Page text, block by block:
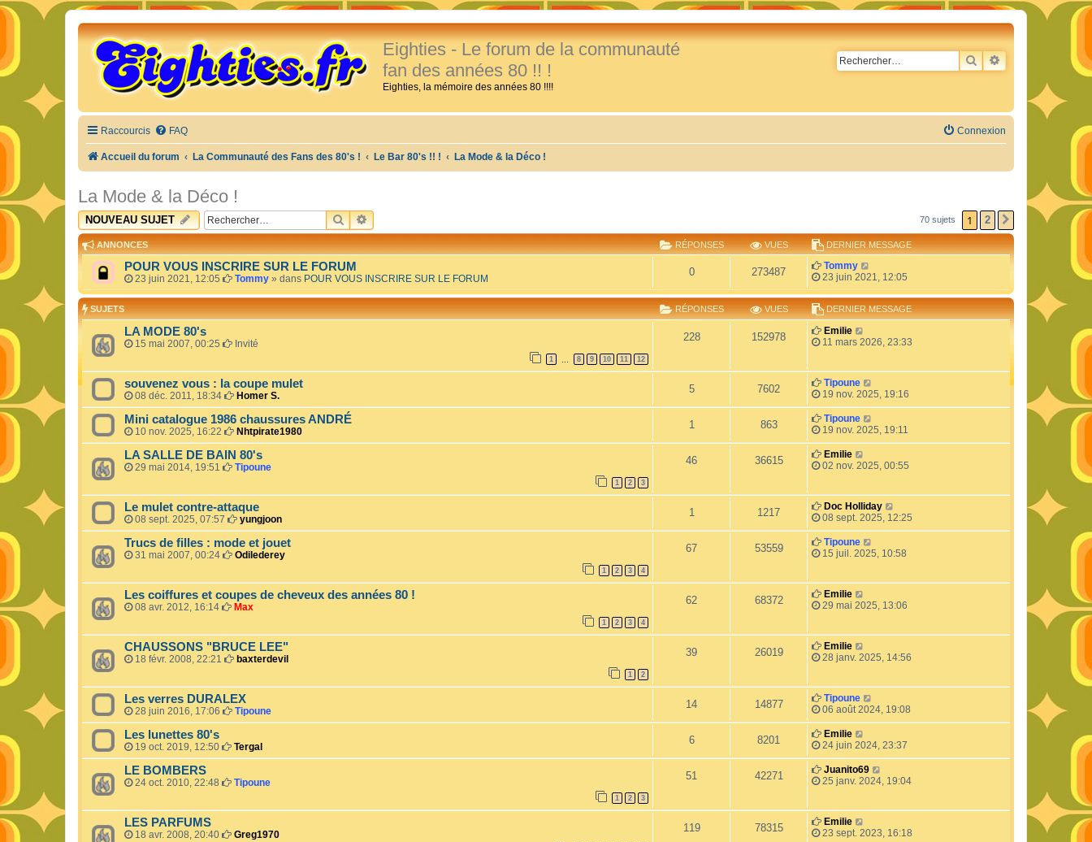
Eighties - Le forum de la communauté
fan des années 80 !! !
Eighties, la mémoire des années 80 !!!!
RECHERCHER
RECHERCHE
Raccourcis FAQ Connexion
Accueil du forum La Communauté des Fans des 80's ! Le Bar 80's !! ! La Mode & la Déco !
La Mode & la Déco !
NOUVEAU SUJET RECHERCHER
RECHERCHE AVANCÉE 70 sujets 1 2 SUIVANT
ANNONCES RÉPONSES VUES DERNIER MESSAGE
POUR VOUS INSCRIRE SUR LE FORUM
23 juin 2021, 12:05 Tommy » dans POUR VOUS INSCRIRE SUR LE FORUM
0 273487
Tommy
23 juin 2021, 12:05
SUJETS RÉPONSES VUES DERNIER MESSAGE
LA MODE 80's
15 mai 2007, 00:25 Invité
1 8 9 10 11 12
228 152978
Emilie
11 mars 2026, 23:33
souvenez vous : la coupe mulet
08 déc. 2011, 18:34 Homer S.
5 7602
Tipoune
19 nov. 2025, 19:16
Mini catalogue 1986 chaussures ANDRÉ
10 nov. 2025, 16:22 Nhtpirate1980
1 863
Tipoune
19 nov. 2025, 19:11
LA SALLE DE BAIN 80's
29 mai 2014, 19:51 Tipoune
1 2 3
46 36615
Emilie
02 nov. 2025, 00:55
Le mulet contre-attaque
08 sept. 2025, 07:57 yungjoon
1 1217
Doc Holliday
08 sept. 2025, 12:25
Trucs de filles : mode et jouet
31 mai 2007, 00:24 Odilederey
1 2 3 4
67 53559
Tipoune
15 juil. 2025, 10:58
Les coiffures et coupes de cheveux des années 80 !
08 avr. 2012, 16:14 Max
1 2 3 4
62 68372
Emilie
29 mai 2025, 13:06
CHAUSSONS "BRUCE LEE"
18 févr. 2008, 22:21 baxterdevil
1 2
39 26019
Emilie
28 janv. 2025, 14:56
Les verres DURALEX
28 juin 2016, 17:06 Tipoune
14 14877
Tipoune
06 août 2024, 19:08
Les lunettes 80's
19 oct. 2019, 12:50 Tergal
6 8201
Emilie
24 juin 2024, 23:37
LE BOMBERS
24 oct. 2010, 22:48 Tipoune
1 2 3
51 42271
Juanito69
25 janv. 2024, 19:04
LES PARFUMS
18 avr. 2008, 20:40 Greg1970
119 78315
Emilie
23 sept. 2023, 16:18